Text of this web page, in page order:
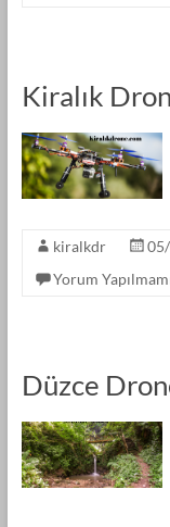
Kiralık
kiralkdr
Yorum
Düzce